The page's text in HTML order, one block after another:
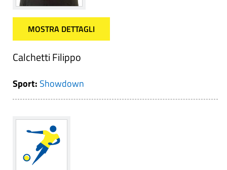
MOSTRA DETTAGLI
Calchetti Filippo
Sport: Showdown